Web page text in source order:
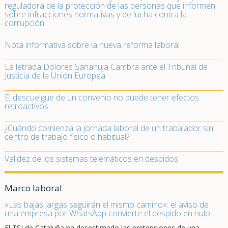
reguladora de la protección de las personas que informen
sobre infracciones normativas y de lucha contra la
corrupción
Nota informativa sobre la nueva reforma laboral
La letrada Dolores Sanahuja Cambra ante el Tribunal de
Justicia de la Unión Europea
El descuelgue de un convenio no puede tener efectos
retroactivos
¿Cuándo comienza la jornada laboral de un trabajador sin
centro de trabajo físico o habitual?
Validez de los sistemas telemáticos en despidos
Marco laboral
«Las bajas largas seguirán el mismo camino»: el aviso de
una empresa por WhatsApp convierte el despido en nulo